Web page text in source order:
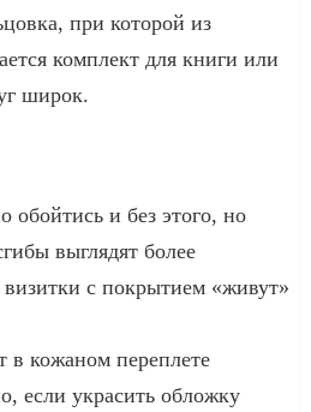
при которой из
комплект для книги или
широк.
и без этого, но
выглядят более
визитки с покрытием «живут»
в кожаном переплете
если украсить обложку